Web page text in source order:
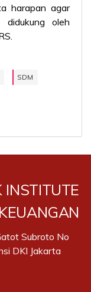
harapan agar
didukung oleh
SDM
INSTITUTE
Subroto No
DKI Jakarta